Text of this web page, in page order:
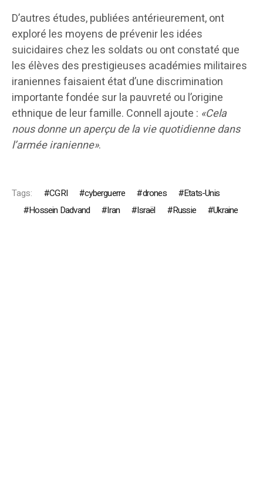
D’autres études, publiées antérieurement, ont
exploré les moyens de prévenir les idées
suicidaires chez les soldats ou ont constaté que
les élèves des prestigieuses académies militaires
iraniennes faisaient état d’une discrimination
importante fondée sur la pauvreté ou l’origine
ethnique de leur famille. Connell ajoute : «Cela
nous donne un aperçu de la vie quotidienne dans
l’armée iranienne».
Tags: CGRI cyberguerre drones
Etats-Unis
Hossein Dadvand
Iran Israël Russie Ukraine